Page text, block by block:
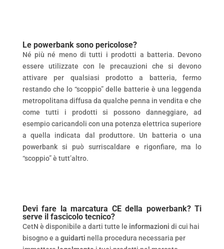
Le powerbank sono pericolose?
Né più né meno di tutti i prodotti a batteria. Devono
essere utilizzate con le precauzioni che si devono
attivare per qualsiasi prodotto a batteria, fermo
restando che lo “scoppio” delle batterie è una leggenda
metropolitana diffusa da qualche penna in vendita e che
come tutti i prodotti si possono danneggiare, ad
esempio caricandoli con una potenza elettrica superiore
a quella indicata dal produttore. Un batteria o una
powerbank si può surriscaldare e rigonfiare, ma lo
“scoppio” è tutt’altro.
Devi fare la marcatura CE della powerbank? Ti
serve il fascicolo tecnico?
CetN è disponibile a darti tutte le informazioni di cui hai
bisogno e a guidarti nella procedura necessaria per